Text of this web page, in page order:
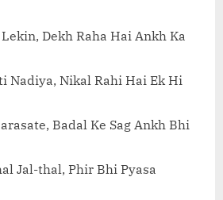
Dekh Raha Hai Ankh Ka
Nadiya, Nikal Rahi Hai Ek Hi
Badal Ke Sag Ankh Bhi
Jal-thal, Phir Bhi Pyasa